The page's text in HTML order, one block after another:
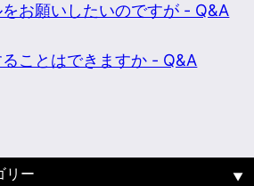
をお願いしたいのですが - Q&A
ることはできますか - Q&A
リー